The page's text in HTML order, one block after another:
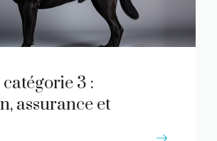
3 :
assurance et